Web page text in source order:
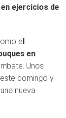
en ejercicios de
el
en
Unos
domingo y
nueva